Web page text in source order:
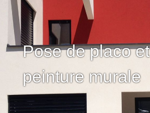
Pose de placo et
peinture murale